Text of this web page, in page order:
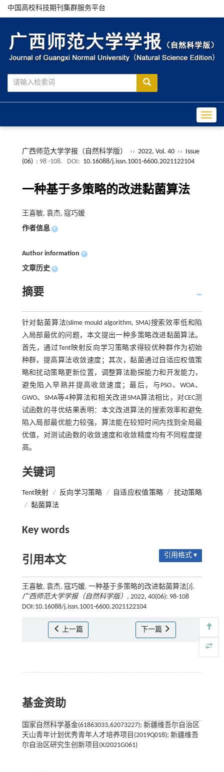
中国高校科技期刊集群服务平台
广西师范大学学报（自然科学版） ›› 2022, Vol. 40 ››
Issue
(06) : 98 -108. DOI: 10.16088/j.issn.1001-6600.2021122104
一种基于多策略的改进黏菌算法
王喜敏, 袁杰, 寇巧媛
作者信息 +
Author information +
文章历史 +
摘要
针对黏菌算法(slime mould algorithm, SMA)搜索效率低和陷
入局部最优的问题，本文提出一种多策略改进黏菌算法。
首先，通过Tent映射反向学习策略求得较优种群作为初始
种群，提高算法收敛速度；其次，黏菌通过自适应权值策
略和扰动策略更新位置，调整算法勘探能力和开发能力，
避免陷入早熟并提高收敛速度；最后，与PSO、WOA、
GWO、SMA等4种算法和相关改进SMA算法相比，对CEC测
试函数的寻优结果表明：本文改进算法的搜索效率和避免
陷入局部最优能力较强，算法能在较短时间内找到全局最
优值，对测试函数的收敛速度和收敛精度均有不同程度提
高。
关键词
Tent映射 / 反向学习策略 / 自适应权值策略 / 扰动策略
/ 黏菌算法
Key words
引用本文 引用格式 ▾
王喜敏, 袁杰, 寇巧媛. 一种基于多策略的改进黏菌算法[J].
广西师范大学学报（自然科学版） , 2022, 40(06): 98-108
DOI:10.16088/j.issn.1001-6600.2021122104
上一篇 下一篇
基金资助
国家自然科学基金(61863033,62073227); 新疆维吾尔自治区
天山青年计划优秀青年人才培养项目(2019Q018); 新疆维吾
尔自治区研究生创新项目(XJ2021G061)